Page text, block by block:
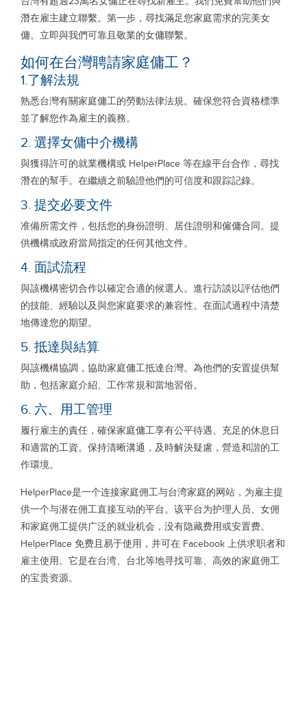
潛在雇主建立聯繫。第一步，尋找滿足您家庭需求的完美女
傭。立即與我們可靠且敬業的女傭聯繫。
如何在台灣聘請家庭傭工？
1.了解法規
熟悉台灣有關家庭傭工的勞動法律法規。確保您符合資格標準
並了解您作為雇主的義務。
2. 選擇女傭中介機構
與獲得許可的就業機構或 HelperPlace 等在線平台合作，尋找
潛在的幫手。在繼續之前驗證他們的可信度和跟踪記錄。
3. 提交必要文件
准備所需文件，包括您的身份證明、居住證明和僱傭合同。提
供機構或政府當局指定的任何其他文件。
4. 面試流程
與該機構密切合作以確定合適的候選人。進行訪談以評估他們
的技能、經驗以及與您家庭要求的兼容性。在面試過程中清楚
地傳達您的期望。
5. 抵達與結算
與該機構協調，協助家庭傭工抵達台灣。為他們的安置提供幫
助，包括家庭介紹、工作常規和當地習俗。
6. 六、用工管理
履行雇主的責任，確保家庭傭工享有公平待遇、充足的休息日
和適當的工資。保持清晰溝通，及時解決疑慮，營造和諧的工
作環境。
HelperPlace是一个连接家庭佣工与台湾家庭的网站，为雇主提
供一个与潜在佣工直接互动的平台。该平台为护理人员、女佣
和家庭佣工提供广泛的就业机会，没有隐藏费用或安置费。
HelperPlace 免费且易于使用，并可在 Facebook 上供求职者和
雇主使用。它是在台湾、台北等地寻找可靠、高效的家庭佣工
的宝贵资源。